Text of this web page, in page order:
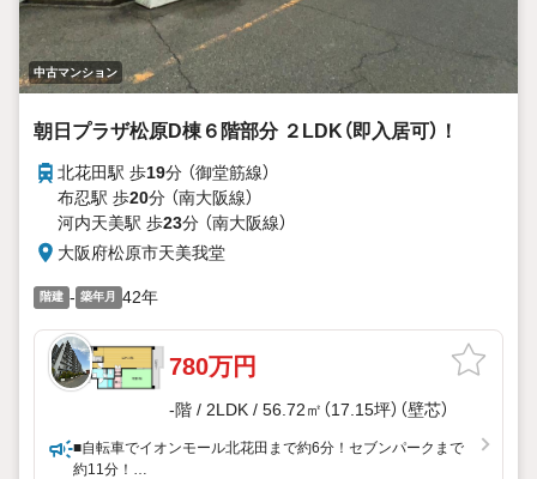
中古マンション
朝日プラザ松原D棟６階部分 ２LDK（即入居可）！
北花田駅 歩19分 （御堂筋線）
布忍駅 歩20分 （南大阪線）
河内天美駅 歩23分 （南大阪線）
大阪府松原市天美我堂
階建 - 築年月 42年
780万円
-階 / 2LDK / 56.72㎡（17.15坪）（壁芯）
■自転車でイオンモール北花田まで約6分！セブンパークまで
約11分！